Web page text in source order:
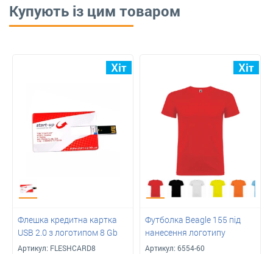
Купують із цим товаром
Флешка кредитна картка
USB 2.0 з логотипом 8 Gb
Артикул: FLESHCARD8
Футболка Beagle 155 під
нанесення логотипу
Артикул: 6554-60